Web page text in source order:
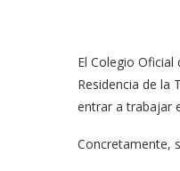
El Colegio
Residencia de la
entrar a trabajar
Concretamente,